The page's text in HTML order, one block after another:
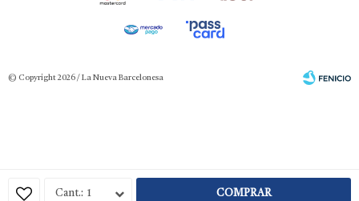
1 COMPRAR
© Copyright 2026 / La Nueva Barcelonesa